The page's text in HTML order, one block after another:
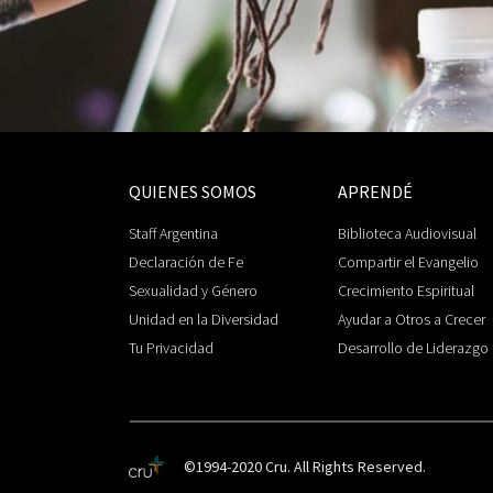
QUIENES SOMOS
Staff Argentina
Declaración de Fe
Sexualidad y Género
Unidad en la Diversidad
Tu Privacidad
APRENDÉ
Biblioteca Audiovisual
Compartir el Evangelio
Crecimiento Espiritual
Ayudar a Otros a Crecer
Desarrollo de Liderazgo
©1994-2020 Cru. All Rights Reserved.